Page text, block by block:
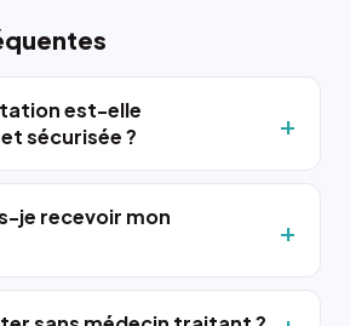
est-elle
sécurisée ?
je recevoir mon